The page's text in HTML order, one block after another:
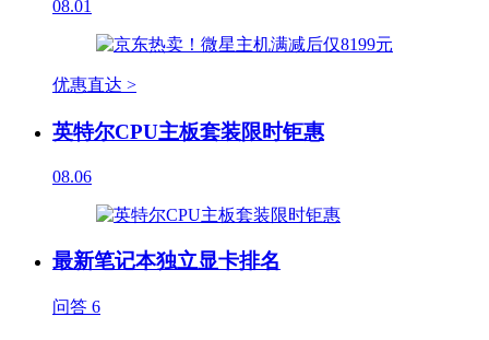
08.01
优惠直达 >
英特尔CPU主板套装限时钜惠
08.06
最新笔记本独立显卡排名
问答 6